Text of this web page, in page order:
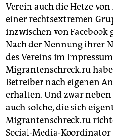
Verein auch die Hetze
einer rechtsextremen
inzwischen von Facebook
Nach der Nennung ihrer
des Vereins im
Migrantenschreck.ru
Betreiber nach eigenen
erhalten. Und zwar
auch solche, die sich
Migrantenschreck.ru
Social-Media-